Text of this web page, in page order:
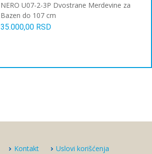
NERO U07-2-3P Dvostrane Merdevine za
Bazen do 107 cm
35.000,00 RSD
Kontakt Uslovi korišćenja